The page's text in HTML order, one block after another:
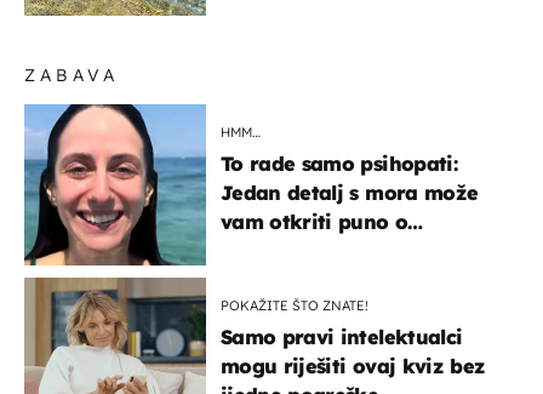
ZABAVA
HMM…
To rade samo psihopati:
Jedan detalj s mora može
vam otkriti puno o
POKAŽITE ŠTO ZNATE!
Samo pravi intelektualci
mogu riješiti ovaj kviz bez